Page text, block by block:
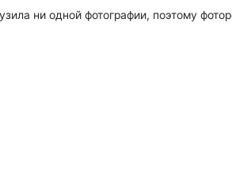
ни одной фотографии, поэтому